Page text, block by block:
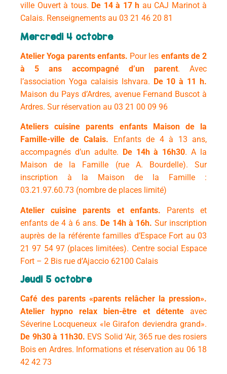
ville Ouvert à tous. De 14 à 17 h au CAJ Marinot à
Calais. Renseignements au 03 21 46 20 81
Mercredi 4 octobre
Atelier Yoga parents enfants. Pour les enfants de 2
à 5 ans accompagné d’un parent.Avec
l’association Yoga calaisis Ishvara. De 10 à 11 h.
Maison du Pays d’Ardres, avenue Fernand Buscot à
Ardres. Sur réservation au 03 21 00 09 96
Ateliers cuisine parents enfants Maison de la
Famille-ville de Calais.
Enfants de 4 à 13 ans,
accompagnés d’un adulte.
De 14h à 16h30. A la
Maison de la Famille (rue A. Bourdelle). Sur
inscription à la Maison de la Famille :
03.21.97.60.73 (nombre de places limité)
Atelier cuisine parents et enfants. Parents et
enfants de 4 à 6 ans. De 14h à 16h. Sur inscription
auprès de la référente familles d’Espace Fort au 03
21 97 54 97 (places limitées). Centre social Espace
Fort – 2 Bis rue d’Ajaccio 62100 Calais
Jeudi 5 octobre
Café des parents «parents relâcher la pression».
Atelier hypno relax bien-être et détente avec
Séverine Locqueneux «le Girafon deviendra grand».
De 9h30 à 11h30. EVS Solid ‘Air, 365 rue des rosiers
Bois en Ardres. Informations et réservation au 06 18
42 42 73